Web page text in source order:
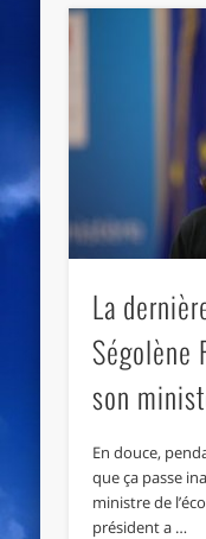
La
Ségolène
son
En douce,
que ça passe
ministre de
président a …